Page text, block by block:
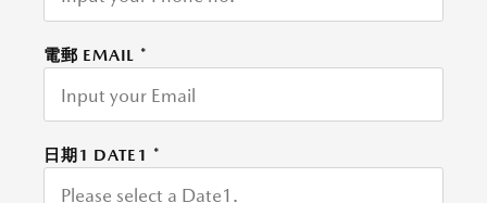
電郵 EMAIL *
日期1 DATE1 *